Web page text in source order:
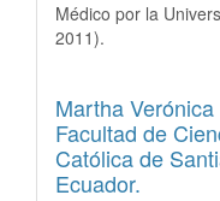
Médico por la
2011).
Martha
Facultad de
Católica de
Ecuador.